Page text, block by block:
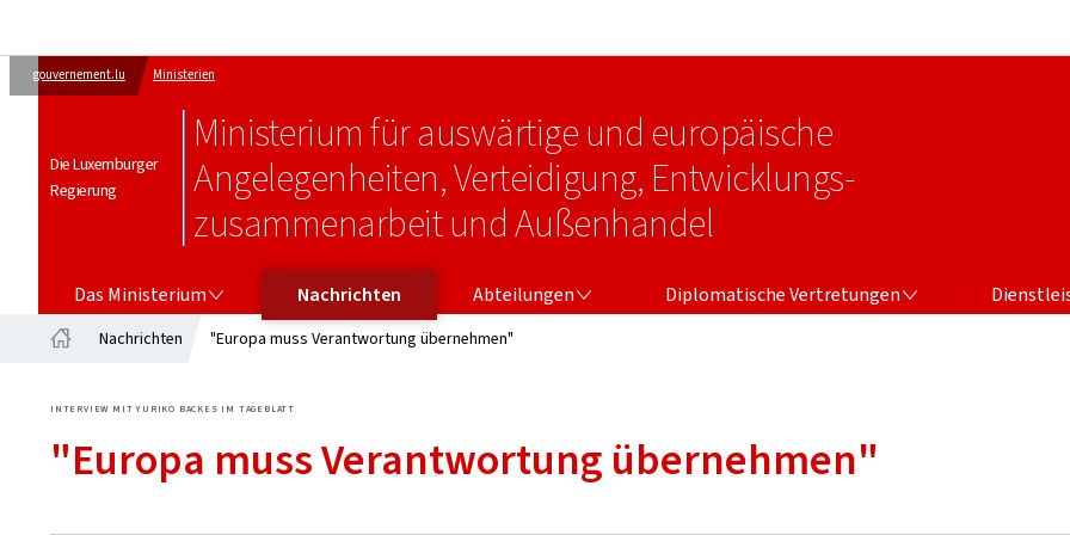
gouvernement.lu Ministerien
Die Luxemburger
Regierung
Ministerium für auswärtige und europäische
Angelegenheiten, Verteidigung, Entwicklungs-
zusammenarbeit und Außenhandel
Das Ministerium Nachrichten Abteilungen Diplomatische Vertretungen
Nachrichten "Europa muss Verantwortung übernehmen"
"Europa muss Verantwortung übernehmen"
INTERVIEW MIT YURIKO BACKES IM TAGEBLATT